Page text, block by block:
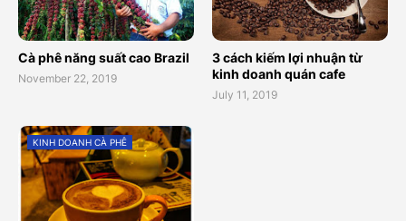
Cà phê năng suất cao Brazil
November 22, 2019
3 cách kiếm lợi nhuận từ
kinh doanh quán cafe
July 11, 2019
KINH DOANH CÀ PHÊ